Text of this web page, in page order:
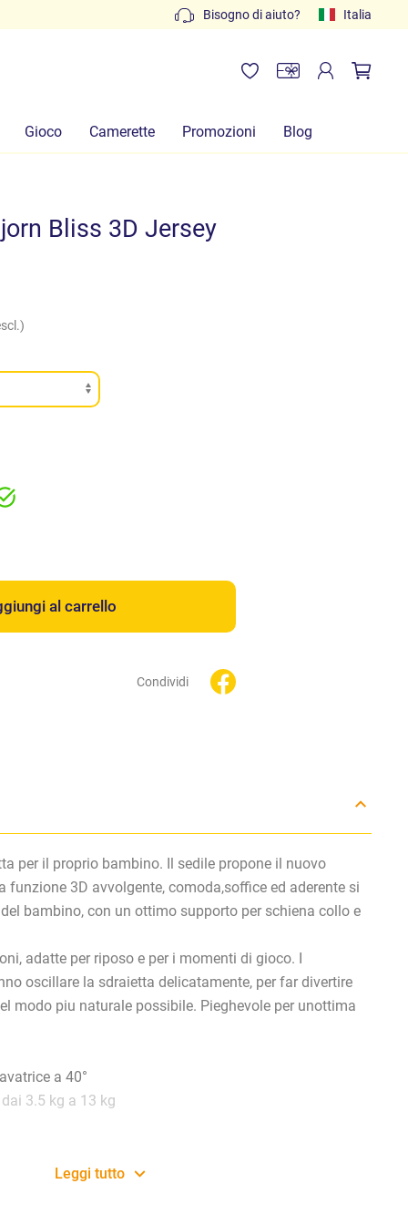
Preventivi gratuiti: scrivi ainfo@lachiocciolababy.it
Bisogno di aiuto? Italia
Gioco Camerette Promozioni Blog
Bliss 3D Jersey
al carrello
Condividi
per il proprio bambino. Il sedile propone il nuovo
funzione 3D avvolgente, comoda,soffice ed aderente si
bambino, con un ottimo supporto per schiena collo e
adatte per riposo e per i momenti di gioco. I
oscillare la sdraietta delicatamente, per far divertire
modo piu naturale possibile. Pieghevole per unottima
a 40°
3.5 kg a 13 kg
Leggi tutto